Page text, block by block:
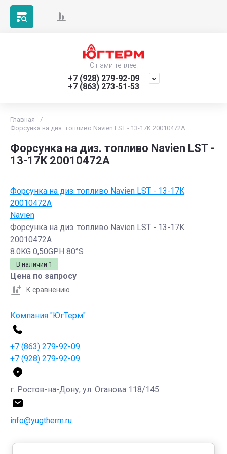
С нами теплее!
+7 (928) 279-92-09
+7 (863) 273-51-53
Главная
/
Форсунка на диз. топливо Navien LST - 13-17K 20010472A
Форсунка на диз. топливо Navien LST -
13-17K 20010472A
Форсунка на диз. топливо Navien LST - 13-17K
20010472A
Navien
Форсунка на диз. топливо Navien LST - 13-17K
20010472A
8.0KG 0,50GPH 80°S
В наличии 1
Цена по запросу
К сравнению
Компания "ЮгТерм"
+7 (863) 279-92-09
+7 (928) 279-92-09
г. Ростов-на-Дону, ул. Оганова 118/145
info@yugtherm.ru